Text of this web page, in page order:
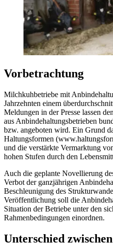
Vorbetrachtung
Milchkuhbetriebe mit
Jahrzehnten einem
Meldungen in der Presse lassen
aus Anbindehaltungsbetrieben
bzw. angeboten wird. Ein Grund
Haltungsformen
und die verstärkte Vermarktung
hohen Stufen durch den
Auch die geplante Novellierung
Verbot der ganzjährigen
Beschleunigung des
Veröffentlichung soll die
Situation der Betriebe unter den
Rahmenbedingungen einordnen.
Unterschied